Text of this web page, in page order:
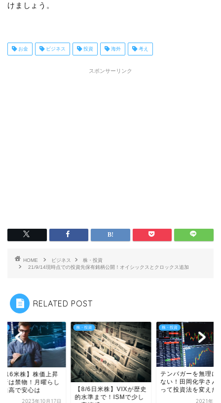
けましょう。
お金 ビジネス 投資 海外 考え
スポンサーリンク
HOME ビジネス
株・投資
21/9/14現時点での投資先保有銘柄公開！オイシックスとクロックス追加
RELATED POST
16米株】株価上昇
断は禁物！月曜らし
来高で安心は
2023年10月17日
株・投資
【8/6日米株】VIXが歴史
的水準まで！ISMで少し
株・投資
テンバガーを無理に
ない！田岡化学さん
って投資法を変えた
2021年1